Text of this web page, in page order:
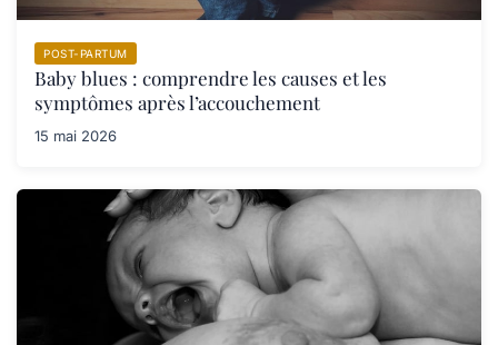
POST-PARTUM
Baby blues : comprendre les causes et les
symptômes après l’accouchement
15 mai 2026